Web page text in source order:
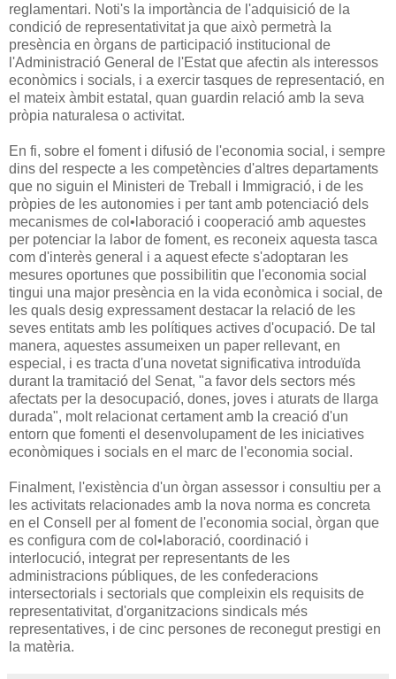
reglamentari. Noti's la importància de l'adquisició de la
condició de representativitat ja que això permetrà la
presència en òrgans de participació institucional de
l'Administració General de l'Estat que afectin als interessos
econòmics i socials, i a exercir tasques de representació, en
el mateix àmbit estatal, quan guardin relació amb la seva
pròpia naturalesa o activitat.
En fi, sobre el foment i difusió de l'economia social, i sempre
dins del respecte a les competències d'altres departaments
que no siguin el Ministeri de Treball i Immigració, i de les
pròpies de les autonomies i per tant amb potenciació dels
mecanismes de col•laboració i cooperació amb aquestes
per potenciar la labor de foment, es reconeix aquesta tasca
com d'interès general i a aquest efecte s'adoptaran les
mesures oportunes que possibilitin que l'economia social
tingui una major presència en la vida econòmica i social, de
les quals desig expressament destacar la relació de les
seves entitats amb les polítiques actives d'ocupació. De tal
manera, aquestes assumeixen un paper rellevant, en
especial, i es tracta d'una novetat significativa introduïda
durant la tramitació del Senat, "a favor dels sectors més
afectats per la desocupació, dones, joves i aturats de llarga
durada", molt relacionat certament amb la creació d'un
entorn que fomenti el desenvolupament de les iniciatives
econòmiques i socials en el marc de l'economia social.
Finalment, l'existència d'un òrgan assessor i consultiu per a
les activitats relacionades amb la nova norma es concreta
en el Consell per al foment de l'economia social, òrgan que
es configura com de col•laboració, coordinació i
interlocució, integrat per representants de les
administracions públiques, de les confederacions
intersectorials i sectorials que compleixin els requisits de
representativitat, d'organitzacions sindicals més
representatives, i de cinc persones de reconegut prestigi en
la matèria.